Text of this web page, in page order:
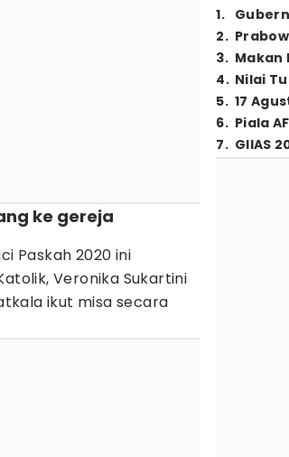
ke gereja
Paskah 2020 ini
Veronika Sukartini
ikut misa secara
1.
2.
3. Makan
4. Nilai
5. 17
6. Piala
7. GIIAS